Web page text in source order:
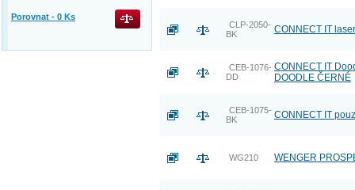
CLP-2050-
BK
CONNECT IT
CEB-1076-
DD
CONNECT IT
DOODLE ČERNÉ
CEB-1075-
BK
CONNECT IT
WG210 WENGER
Porovnat - 0 Ks